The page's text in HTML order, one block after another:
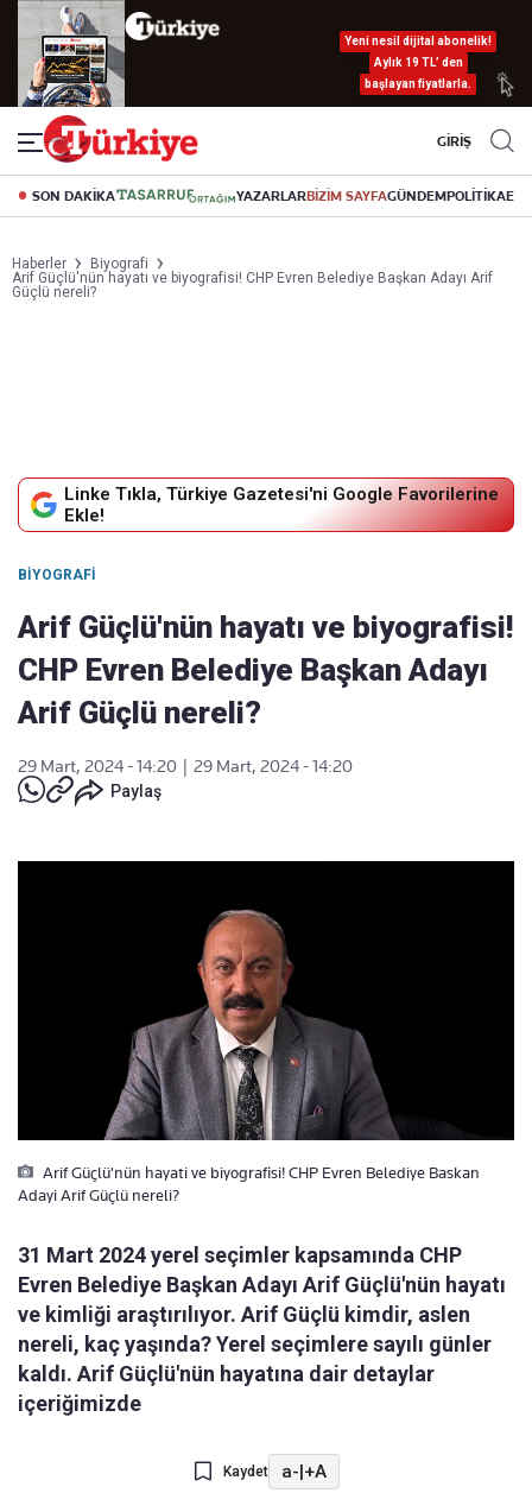
Yeni nesil dijital abonelik!
Aylık 19 TL’ den
başlayan fiyatlarla.
GİRİŞ
SON DAKİKA YAZARLARBİZİM SAYFAGÜNDEMPOLİTİKA
Haberler
Biyografi
Arif Güçlü'nün hayatı ve biyografisi! CHP Evren Belediye Başkan Adayı Arif
Güçlü nereli?
Linke Tıkla, Türkiye Gazetesi'ni Google Favorilerine
Ekle!
BIYOGRAFI
Arif Güçlü'nün hayatı ve biyografisi!
CHP Evren Belediye Başkan Adayı
Arif Güçlü nereli?
29 Mart, 2024 - 14:20
29 Mart, 2024 - 14:20
Paylaş
Arif Güçlü'nün hayati ve biyografisi! CHP Evren Belediye Baskan
Adayi Arif Güçlü nereli?
31 Mart 2024 yerel seçimler kapsamında CHP
Evren Belediye Başkan Adayı Arif Güçlü'nün hayatı
ve kimliği araştırılıyor. Arif Güçlü kimdir, aslen
nereli, kaç yaşında? Yerel seçimlere sayılı günler
kaldı. Arif Güçlü'nün hayatına dair detaylar
içeriğimizde
Kaydet a-|+A